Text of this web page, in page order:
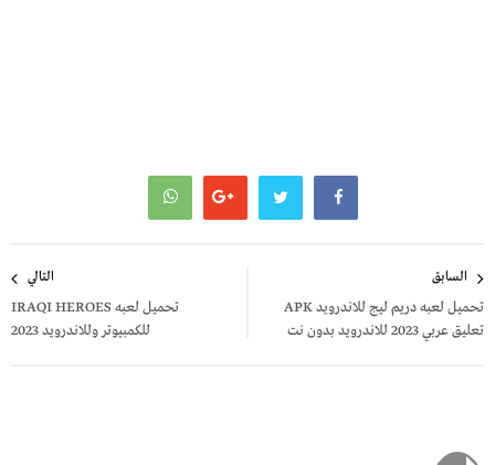
المقالات
السابق
تحميل لعبه دريم ليج للاندرويد APK
تعليق عربي 2023 للاندرويد بدون نت
التالي
تحميل لعبه IRAQI HEROES
للكمبيوتر وللاندرويد 2023